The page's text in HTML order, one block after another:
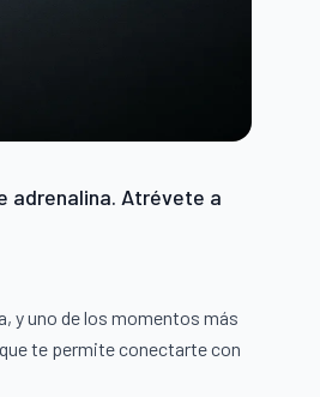
adrenalina. Atrévete a
y uno de los momentos más
te permite conectarte con